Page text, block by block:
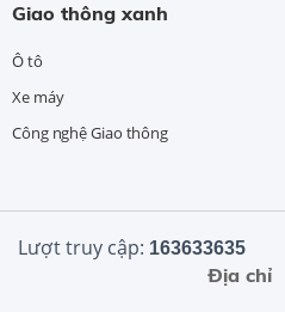
Giao thông xanh
Ô tô
Xe máy
Công nghệ Giao thông
Lượt truy cập: 163633635
Địa chỉ